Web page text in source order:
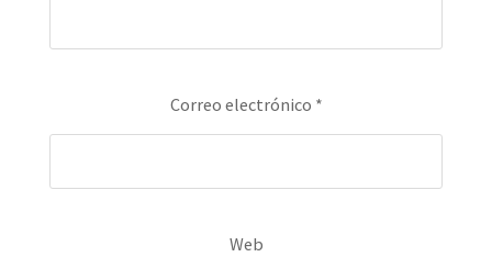
Correo electrónico *
Web